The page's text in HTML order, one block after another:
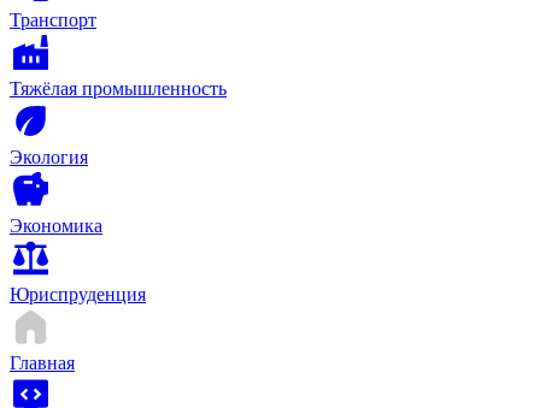
Транспорт
Тяжёлая промышленность
Экология
Экономика
Юриспруденция
Главная